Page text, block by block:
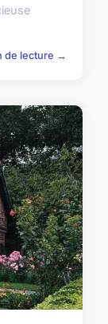
de lecture →